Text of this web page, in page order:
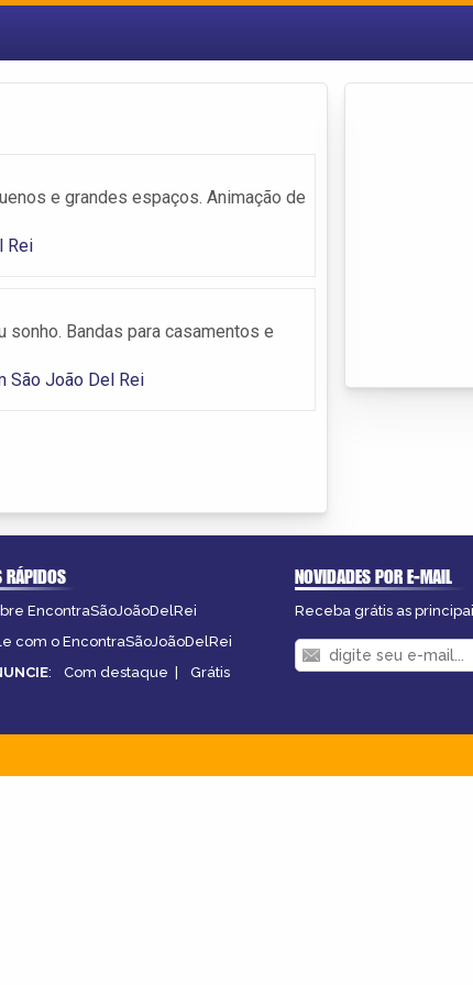
e grandes espaços. Animação de
Rei
Bandas para casamentos e
São João Del Rei
RÁPIDOS
EncontraSãoJoãoDelRei
com o EncontraSãoJoãoDelRei
: Com destaque | Grátis
NOVIDADES POR E-MAIL
Receba grátis as